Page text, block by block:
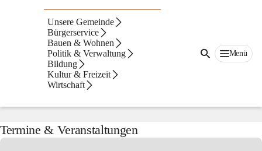
Unsere Gemeinde
Bürgerservice
Bauen & Wohnen
Politik & Verwaltung
Bildung
Kultur & Freizeit
Wirtschaft
Menü
Offizielles von der Gemeinde
Termine & Veranstaltungen